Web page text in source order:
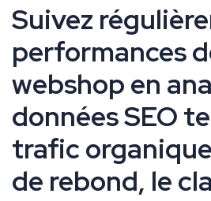
Suivez
performances
webshop en
données SEO
trafic
de rebond, le